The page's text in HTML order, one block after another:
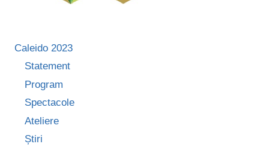
Caleido 2023
Statement
Program
Spectacole
Ateliere
Știri